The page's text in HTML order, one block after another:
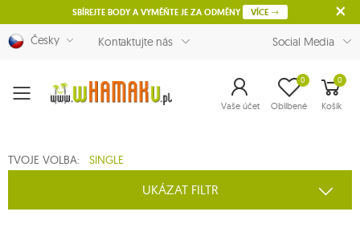
SBÍREJTE BODY A VYMĚŇTE JE ZA ODMĚNY VÍCE
Česky Kontaktujte nás Social Media
Menu Vaše účet Oblíbené
0 0
Košík
TVOJE VOLBA: SINGLE
UKÁZAT FILTR